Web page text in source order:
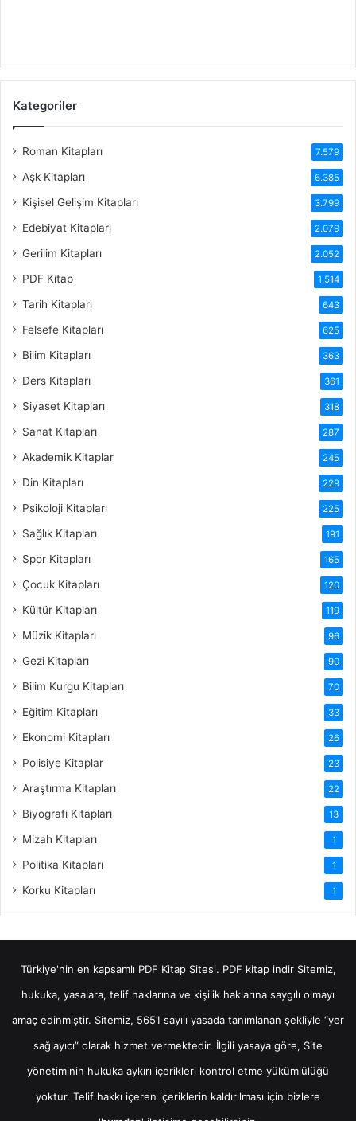
Kategoriler
Roman Kitapları 7.579
Aşk Kitapları 6.385
Kişisel Gelişim Kitapları 3.799
Edebiyat Kitapları 2.079
Gerilim Kitapları 2.052
PDF Kitap 1.514
Tarih Kitapları 643
Felsefe Kitapları 625
Bilim Kitapları 363
Ders Kitapları 361
Siyaset Kitapları 318
Sanat Kitapları 287
Akademik Kitaplar 245
Din Kitapları 229
Psikoloji Kitapları 225
Sağlık Kitapları 191
Spor Kitapları 165
Çocuk Kitapları 120
Kültür Kitapları 119
Müzik Kitapları 96
Gezi Kitapları 90
Bilim Kurgu Kitapları 70
Eğitim Kitapları 33
Ekonomi Kitapları 26
Polisiye Kitaplar 23
Araştırma Kitapları 22
Biyografi Kitapları 13
Mizah Kitapları 1
Politika Kitapları 1
Korku Kitapları 1
Türkiye'nin en kapsamlı PDF Kitap Sitesi. PDF kitap indirSitemiz,
hukuka, yasalara, telif haklarına ve kişilik haklarına saygılı olmayı
amaç edinmiştir. Sitemiz, 5651 sayılı yasada tanımlanan şekliyle “yer
sağlayıcı” olarak hizmet vermektedir. İlgili yasaya göre, Site
yönetiminin hukuka aykırı içerikleri kontrol etme yükümlülüğü
yoktur. Telif hakkı içeren içeriklerin kaldırılması için bizlere